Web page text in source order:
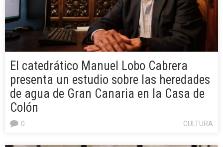
El catedrático Manuel Lobo Cabrera
presenta un estudio sobre las heredades
de agua de Gran Canaria en la Casa de
Colón
CULTURA
0